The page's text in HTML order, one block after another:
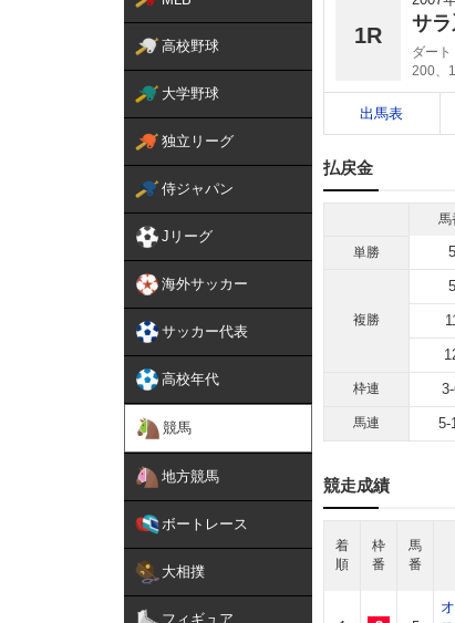
高校野球
大学野球
独立リーグ
侍ジャパン
Jリーグ
海外サッカー
サッカー代表
高校年代
競馬
地方競馬
ボートレース
大相撲
フィギュア
1R サラ
ダー
200、
出馬表
払戻金
馬
単勝 5
複勝
5
枠連
馬連 5-
競走成績
着
順
枠
番
馬
番